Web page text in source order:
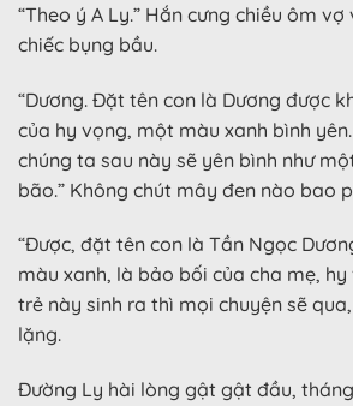
“Theo ý A Ly.” Hắn cưng chiều ôm
chiếc bụng bầu.
“Dương. Đặt tên con là Dương được
của hy vọng, một màu xanh bình
chúng ta sau này sẽ yên bình như
bão.” Không chút mây đen nào bao
“Được, đặt tên con là Tần Ngọc
màu xanh, là bảo bối của cha mẹ,
trẻ này sinh ra thì mọi chuyện sẽ
lặng.
Đường Ly hài lòng gật gật đầu,